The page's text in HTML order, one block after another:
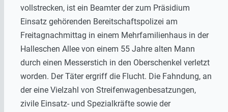
vollstrecken, ist ein Beamter der zum Präsidium
Einsatz gehörenden Bereitschaftspolizei am
Freitagnachmittag in einem Mehrfamilienhaus in der
Halleschen Allee von einem 55 Jahre alten Mann
durch einen Messerstich in den Oberschenkel verletzt
worden. Der Täter ergriff die Flucht. Die Fahndung, an
der eine Vielzahl von Streifenwagenbesatzungen,
zivile Einsatz- und Spezialkräfte sowie der